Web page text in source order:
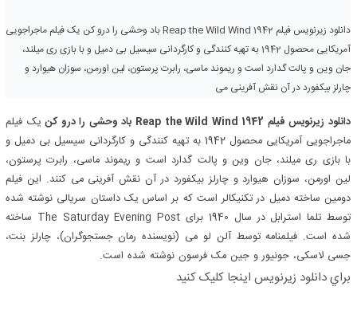
دانلود زیرنویس فیلم Reap the Wild Wind 1942 باد وحشی را درو کن یک فیلم ماجراجویی
آمریکایی محصول 1942 به تهیه کنندگی و کارگردانی سیسیل بی دمیل و با بازی ری میلند،
جان وین و پالت گدارد است و ریموند ماسی، رابرت پرستون، لین اورمن، سوزان هیوارد و
چارلز بیکفورد در آن نقش آفرینی می
دانلود زیرنویس فیلم Reap the Wild Wind 1942 باد وحشی را درو کن
یک فیلم
ماجراجویی آمریکایی محصول 1942 به تهیه کنندگی و کارگردانی سیسیل بی دمیل و
با بازی ری میلند، جان وین و پالت گدارد است و ریموند ماسی، رابرت پرستون،
لین اورمن، سوزان هیوارد و چارلز بیکفورد در آن نقش آفرینی می کنند. این فیلم
دومین ساخته دمیل در تکنیکالر است که بر اساس یک داستان سریالی نوشته شده
توسط تلما استرابل در سال 1940 برای The Saturday Evening Post ساخته
شده است. فیلمنامه توسط آلن لو می (نویسنده رمان جستجوگران)، چارلز بنت،
جسی لاسکی، جونیور و جین مک فرسون نوشته شده است.
براي دانلود زيرنويس اينجا کليک کنيد